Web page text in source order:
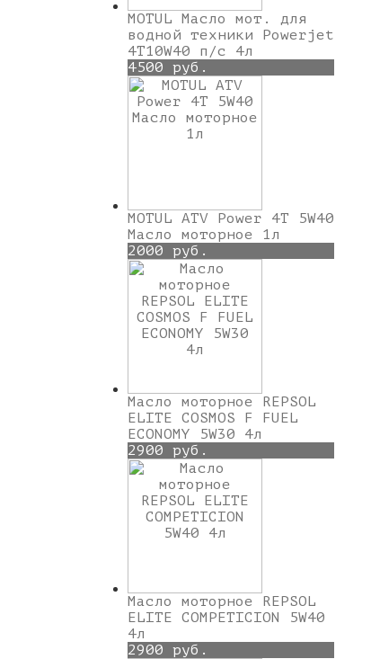
MOTUL Масло мот. для
водной техники Powerjet
4T10W40 п/с 4л
4500 руб.
MOTUL ATV Power 4T 5W40
Масло моторное 1л
2000 руб.
Масло моторное REPSOL
ELITE COSMOS F FUEL
ECONOMY 5W30 4л
2900 руб.
Масло моторное REPSOL
ELITE COMPETICION 5W40
4л
2900 руб.